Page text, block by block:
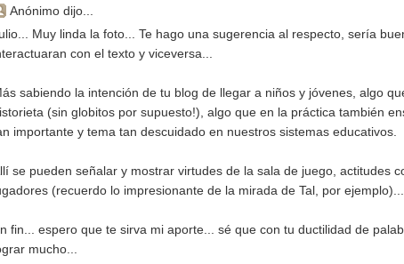
Anónimo dijo...
Muy linda la foto... Te hago una sugerencia al respecto, sería
con el texto y viceversa...
sabiendo la intención de tu blog de llegar a niños y jóvenes, algo
(sin globitos por supuesto!), algo que en la práctica también
importante y tema tan descuidado en nuestros sistemas educativos.
se pueden señalar y mostrar virtudes de la sala de juego, actitudes
(recuerdo lo impresionante de la mirada de Tal, por ejemplo)...
fin... espero que te sirva mi aporte... sé que con tu ductilidad de
mucho...